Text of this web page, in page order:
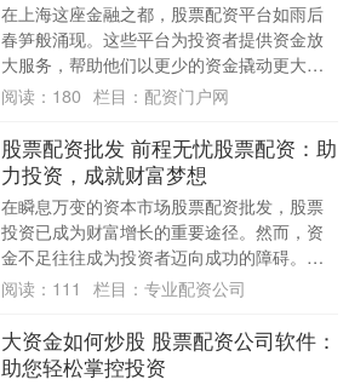
在上海这座金融之都，股票配资平台如雨后
春笋般涌现。这些平台为投资者提供资金放
大服务，帮助他们以更少的资金撬动更大的
投资机会。 好配资炒股开户网与多家正规券
阅读： 180 栏目： 配资门户网
股票配资批发 前程无忧股票配资：助
力投资，成就财富梦想
在瞬息万变的资本市场股票配资批发，股票
投资已成为财富增长的重要途径。然而，资
金不足往往成为投资者迈向成功的障碍。前
程无忧股票配资应运而生，为投资者提供杠
阅读： 111 栏目： 专业配资公司
大资金如何炒股 股票配资公司软件：
助您轻松掌控投资